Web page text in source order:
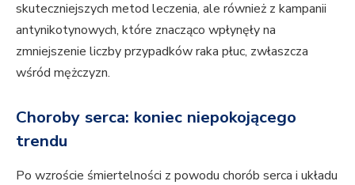
skuteczniejszych metod leczenia, ale również z kampanii
antynikotynowych, które znacząco wpłynęły na
zmniejszenie liczby przypadków raka płuc, zwłaszcza
wśród mężczyzn.
Choroby serca: koniec niepokojącego
trendu
Po wzroście śmiertelności z powodu chorób serca i układu